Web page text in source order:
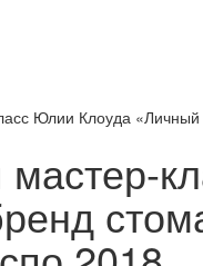
Юлии Клоуда
мастер-